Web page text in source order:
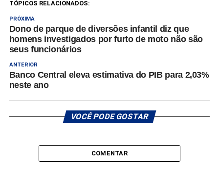
TÓPICOS RELACIONADOS:
PRÓXIMA
Dono de parque de diversões infantil diz que
homens investigados por furto de moto não são
seus funcionários
ANTERIOR
Banco Central eleva estimativa do PIB para 2,03%
neste ano
VOCÊ PODE GOSTAR
COMENTAR